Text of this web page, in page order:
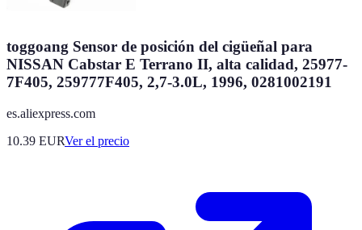
toggoang Sensor de posición del cigüeñal para
NISSAN Cabstar E Terrano II, alta calidad, 25977-
7F405, 259777F405, 2,7-3.0L, 1996, 0281002191
es.aliexpress.com
10.39 EURVer el precio